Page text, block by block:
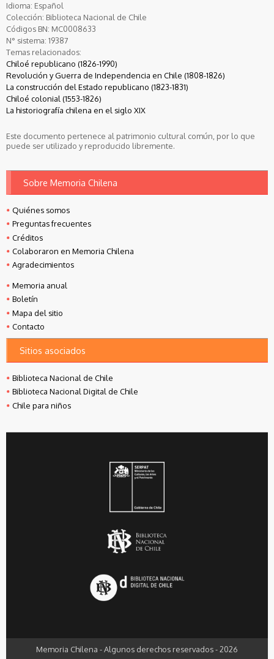
Idioma: Español
Colección: Biblioteca Nacional de Chile
Códigos BN: MC0008633
N° sistema: 19387
Temas relacionados:
Chiloé republicano (1826-1990)
Revolución y Guerra de Independencia en Chile (1808-1826)
La construcción del Estado republicano (1823-1831)
Chiloé colonial (1553-1826)
La historiografía chilena en el siglo XIX
Este documento pertenece al patrimonio cultural común, por lo que
puede ser utilizado y reproducido libremente.
Sobre Memoria Chilena
Quiénes somos
Preguntas frecuentes
Créditos
Colaboraron en Memoria Chilena
Agradecimientos
Memoria anual
Boletín
Mapa del sitio
Contacto
Sitios asociados
Biblioteca Nacional de Chile
Biblioteca Nacional Digital de Chile
Chile para niños
Memoria Chilena - Algunos derechos reservados - 2026